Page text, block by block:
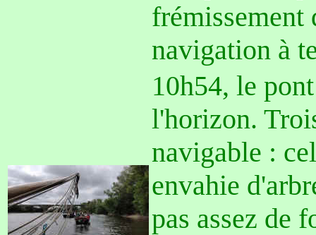
frémissement
navigation à
10h54, le
l'horizon.
navigable :
envahie
pas assez de